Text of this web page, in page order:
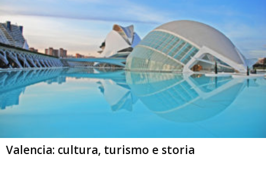
Valencia: cultura, turismo e storia